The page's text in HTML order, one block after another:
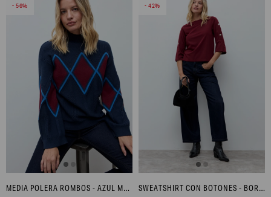
56
MEDIA POLERA ROMBOS - AZUL MARINO
42
SWEATSHIRT CON BOTONES - BORDO